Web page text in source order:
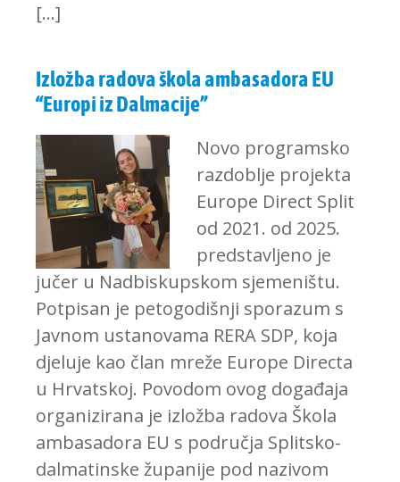
[…]
Izložba radova škola ambasadora EU
“Europi iz Dalmacije”
Novo programsko
razdoblje projekta
Europe Direct Split
od 2021. od 2025.
predstavljeno je
jučer u Nadbiskupskom sjemeništu.
Potpisan je petogodišnji sporazum s
Javnom ustanovama RERA SDP, koja
djeluje kao član mreže Europe Directa
u Hrvatskoj. Povodom ovog događaja
organizirana je izložba radova Škola
ambasadora EU s područja Splitsko-
dalmatinske županije pod nazivom